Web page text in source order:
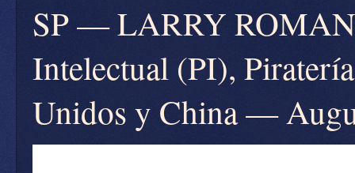
SP — LARRY
Intelectual (PI),
Unidos y China —